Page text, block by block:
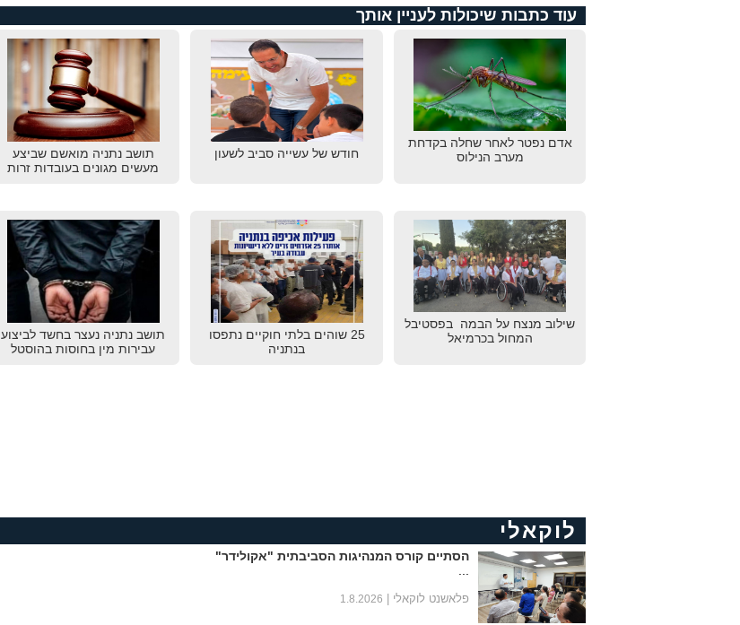
עוד כתבות שיכולות לעניין אותך
אדם נפטר לאחר שחלה בקדחת
מערב הנילוס
חודש של עשייה סביב לשעון
תושב נתניה מואשם שביצע
מעשים מגונים בעובדות זרות
שילוב מנצח על הבמה בפסטיבל
המחול בכרמיאל
25 שוהים בלתי חוקיים נתפסו
בנתניה
תושב נתניה נעצר בחשד לביצוע
עבירות מין בחוסות בהוסטל
לוקאלי
הסתיים קורס המנהיגות הסביבתית "אקולידר"
פלאשנט לוקאלי | 1.8.2026